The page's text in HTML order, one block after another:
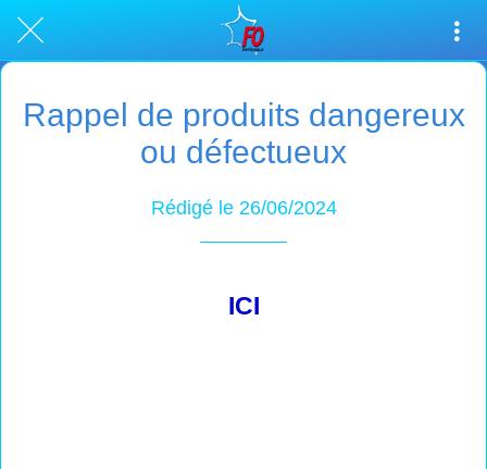
Rappel de produits dangereux
ou défectueux
Rédigé le 26/06/2024
ICI